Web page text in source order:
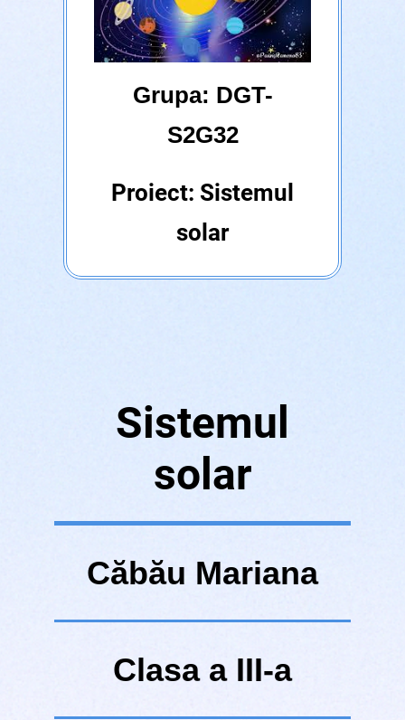
Grupa: DGT-
S2G32
Proiect: Sistemul
solar
Sistemul
solar
Căbău Mariana
Clasa a III-a